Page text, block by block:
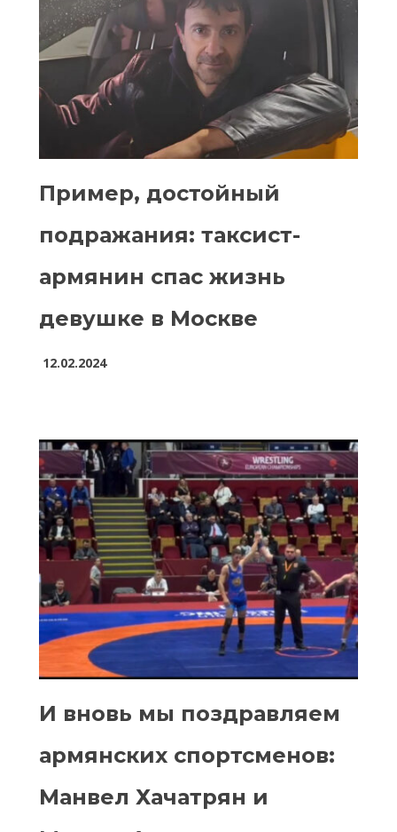
Пример, достойный
подражания: таксист-
армянин спас жизнь
девушке в Москве
12.02.2024
И вновь мы поздравляем
армянских спортсменов:
Манвел Хачатрян и